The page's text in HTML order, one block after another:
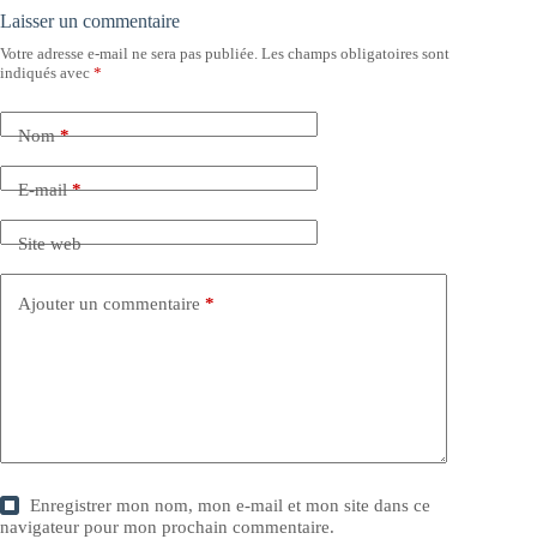
Laisser un commentaire
Votre adresse e-mail ne sera pas publiée. Les champs obligatoires sont
indiqués avec *
Nom*
E-mail*
Site web
Ajouter un commentaire *
Enregistrer mon nom, mon e-mail et mon site dans ce
navigateur pour mon prochain commentaire.